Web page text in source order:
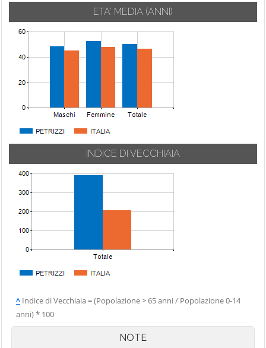
ETA' MEDIA (ANNI)
INDICE DI VECCHIAIA
^ Indice di Vecchiaia = (Popolazione > 65 anni / Popolazione 0-14
anni) * 100
NOTE